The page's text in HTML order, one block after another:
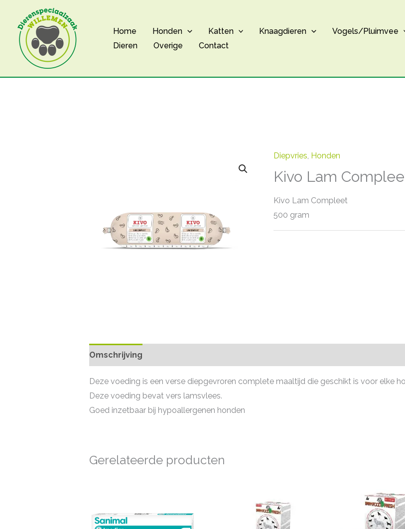
inhoud
Home Honden Katten Knaagdieren Vogels/Pluimvee
Dieren
Overige Contact
Diepvries, Honden
Kivo Lam
Kivo Lam Compleet
500 gram
Omschrijving
Deze voeding is een verse diepgevroren complete maaltijd die geschikt is voor elke
Deze voeding bevat vers lamsvlees.
Goed inzetbaar bij hypoallergenen honden
Gerelateerde producten